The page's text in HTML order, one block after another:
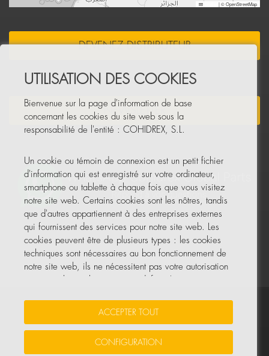
|© OpenStreetMap
DEVENEZ DISTRIBUTEUR
NEWSLETTER
Vos données sont sécurisées • Protection des données
© Tous droits réservés, COHIDREX GLOBAL PARTS, S.L.U.
UTILISATION DES COOKIES
Bienvenue sur la page d'information de base
concernant les cookies du site web sous la
responsabilité de l'entité : COHIDREX, S.L.
Un cookie ou témoin de connexion est un petit fichier
d'information qui est enregistré sur votre ordinateur,
smartphone ou tablette à chaque fois que vous visitez
notre site web. Certains cookies sont les nôtres, tandis
que d'autres appartiennent à des entreprises externes
qui fournissent des services pour notre site web. Les
cookies peuvent être de plusieurs types : les cookies
techniques sont nécessaires au bon fonctionnement de
notre site web, ils ne nécessitent pas votre autorisation
goûts et intérêts personnels.
ACCEPTER TOUT
CONFIGURATION